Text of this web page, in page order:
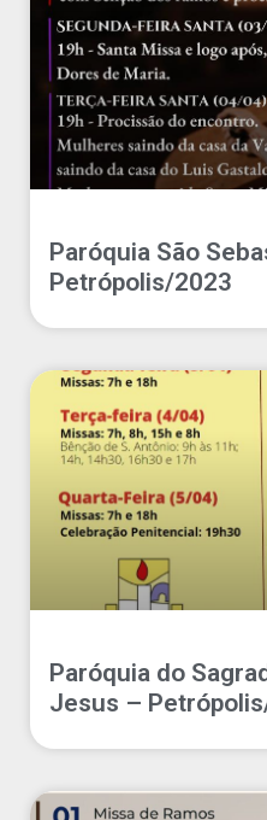
Paróquia São
Petrópolis/2023
Paróquia do
Jesus –